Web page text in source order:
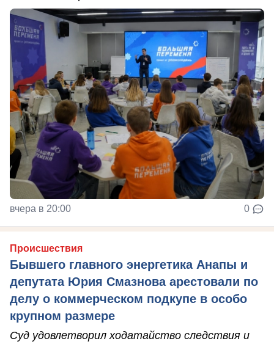
вчера в 20:00 0
Происшествия
Бывшего главного энергетика Анапы и
депутата Юрия Смазнова арестовали по
делу о коммерческом подкупе в особо
крупном размере
Суд удовлетворил ходатайство следствия и